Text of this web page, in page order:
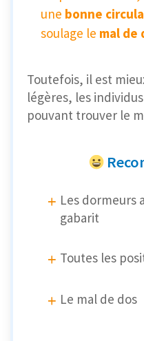
une bonne
soulage le mal de
Toutefois, il est
légères, les
pouvant trouver le
Les dormeurs
gabarit
Toutes les
Le mal de dos